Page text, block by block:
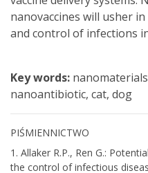
nanovaccines will usher
and control of infections
Key words:
nanoantibiotic, cat, dog
PIŚMIENNICTWO
1. Allaker R.P., Ren G.:
the control of infectious